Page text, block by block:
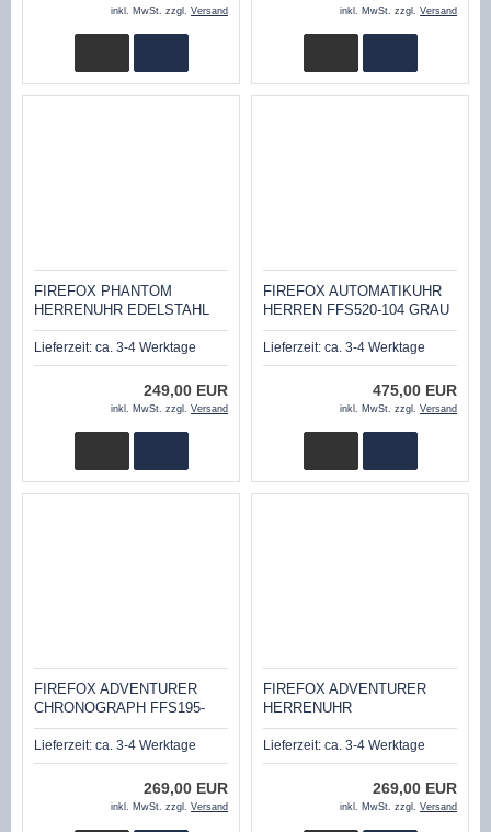
inkl. MwSt. zzgl. Versand inkl. MwSt. zzgl. Versand
FIREFOX PHANTOM
HERRENUHR EDELSTAHL
CHRONOGRAPH FFS260-
102B SCHWARZ
Lieferzeit: ca. 3-4 Werktage
249,00 EUR
inkl. MwSt. zzgl. Versand
FIREFOX AUTOMATIKUHR
HERREN FFS520-104 GRAU
SAPHIRGLAS 20 ATM NH35
Lieferzeit: ca. 3-4 Werktage
475,00 EUR
inkl. MwSt. zzgl. Versand
FIREFOX ADVENTURER
CHRONOGRAPH FFS195-
102A SCHWARZ/ROSEGOLD
Lieferzeit: ca. 3-4 Werktage
269,00 EUR
inkl. MwSt. zzgl. Versand
FIREFOX ADVENTURER
HERRENUHR
CHRONOGRAPH FFS195-
102B
SCHWARZ/ROSEVERGOLDET
Lieferzeit: ca. 3-4 Werktage
269,00 EUR
inkl. MwSt. zzgl. Versand